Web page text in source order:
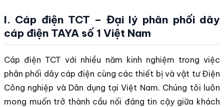
I. Cáp điện TCT – Đại lý phân phối dây
cáp điện TAYA số 1 Việt Nam
Cáp điện TCT với nhiều năm kinh nghiệm trong việc
phân phối dây cáp điện cùng các thiết bị và vật tư Điện
Công nghiệp và Dân dụng tại Việt Nam. Chúng tôi luôn
mong muốn trở thành cầu nối đáng tin cậy giữa khách